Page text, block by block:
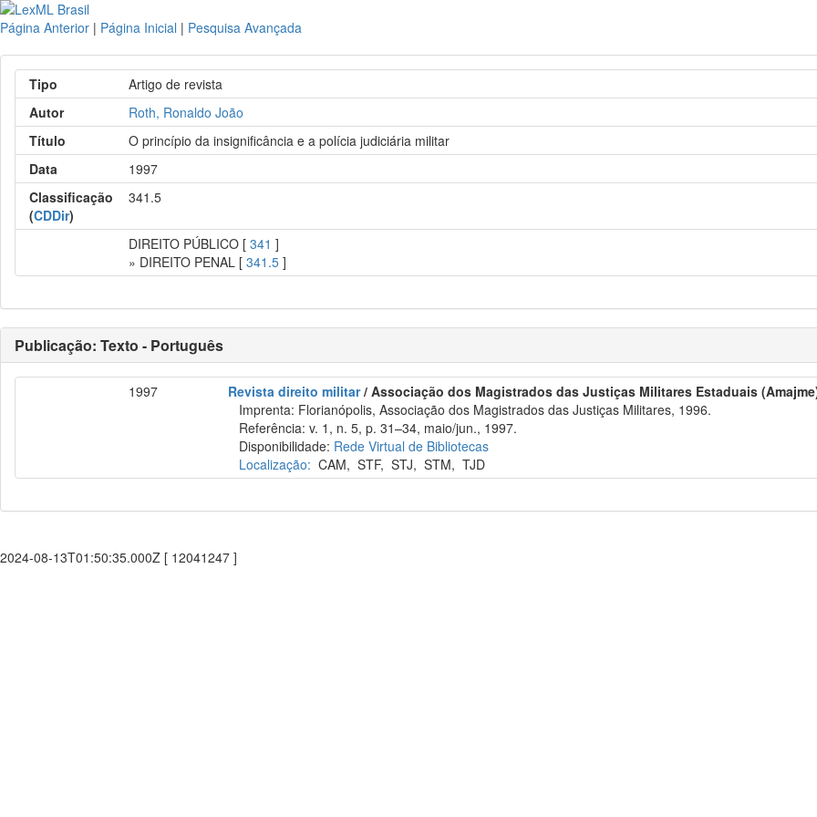
Página Anterior | Página Inicial | Pesquisa Avançada
Tipo
Artigo de revista
Autor
Roth, Ronaldo João
Título
O princípio da insignificância e a polícia judiciária militar
Data
1997
Classificação
(CDDir)
341.5
DIREITO PÚBLICO [341 ]
» DIREITO PENAL [341.5 ]
Publicação: Texto - Português
1997 Revista direito militar/ Associação dos Magistrados das Justiças Militares Estaduais
Imprenta: Florianópolis, Associação dos Magistrados das Justiças Militares, 1996.
Referência: v. 1, n. 5, p. 31–34, maio/jun., 1997.
Disponibilidade: Rede Virtual de Bibliotecas
Localização: CAM,STF,STJ,STM,TJD
2024-08-13T01:50:35.000Z [ 12041247 ]